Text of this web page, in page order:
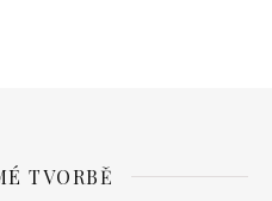
TVORBĚ